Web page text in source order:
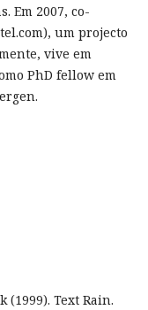
Em 2007, co-
um projecto
vive em
PhD fellow em
(1999). Text Rain.